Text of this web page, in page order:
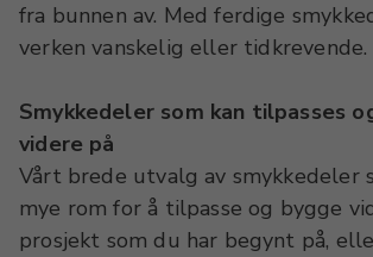
fra bunnen av. Med ferdige
verken vanskelig eller tidkrevende.
Smykkedeler som kan tilpasses
videre på
Vårt brede utvalg av smykkedeler
mye rom for å tilpasse og bygge
prosjekt som du har begynt på,